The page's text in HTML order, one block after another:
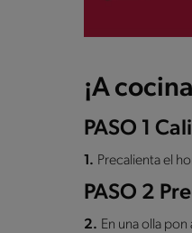
¡A
PASO 1
1. Precalienta el
PASO 2
2. En una olla